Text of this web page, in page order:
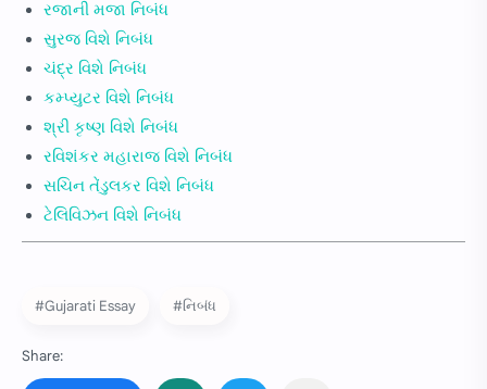
રજાની મજા નિબંધ
સુરજ વિશે નિબંધ
ચંદ્ર વિશે નિબંધ
કમ્પ્યુટર વિશે નિબંધ
શ્રી કૃષ્ણ વિશે નિબંધ
રવિશંકર મહારાજ વિશે નિબંધ
સચિન તેંડુલકર વિશે નિબંધ
ટેલિવિઝન વિશે નિબંધ
#Gujarati Essay #નિબંધ